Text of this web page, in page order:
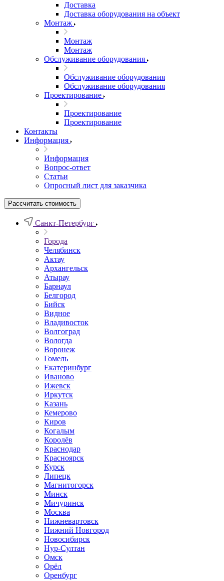
Доставка
Доставка оборудования на объект
Монтаж
Монтаж
Монтаж
Обслуживание оборудования
Обслуживание оборудования
Обслуживание оборудования
Проектирование
Проектирование
Проектирование
Контакты
Информация
Информация
Вопрос-ответ
Статьи
Опросный лист для заказчика
Рассчитать стоимость
Санкт-Петербург
Города
Челябинск
Актау
Архангельск
Атырау
Барнаул
Белгород
Бийск
Видное
Владивосток
Волгоград
Вологда
Воронеж
Гомель
Екатеринбург
Иваново
Ижевск
Иркутск
Казань
Кемерово
Киров
Когалым
Королёв
Краснодар
Красноярск
Курск
Липецк
Магнитогорск
Минск
Мичуринск
Москва
Нижневартовск
Нижний Новгород
Новосибирск
Нур-Султан
Омск
Орёл
Оренбург